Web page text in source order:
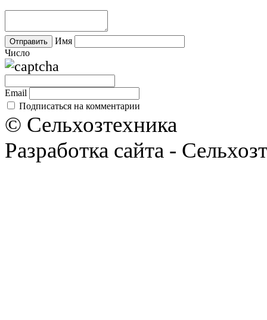
Имя
Число
Email
Подписаться на комментарии
© Сельхозтехника
Разработка сайта -